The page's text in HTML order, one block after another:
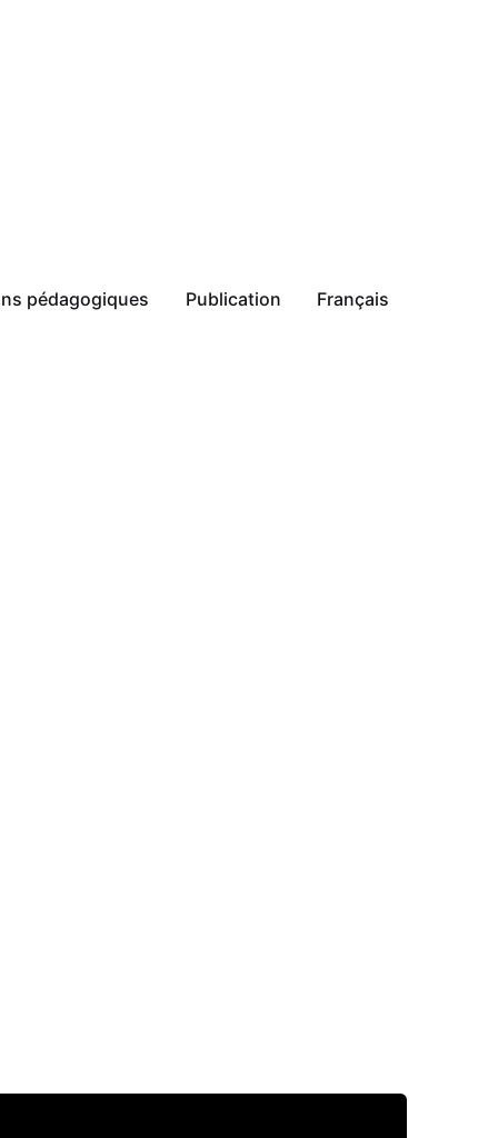
pédagogiques Publication Français